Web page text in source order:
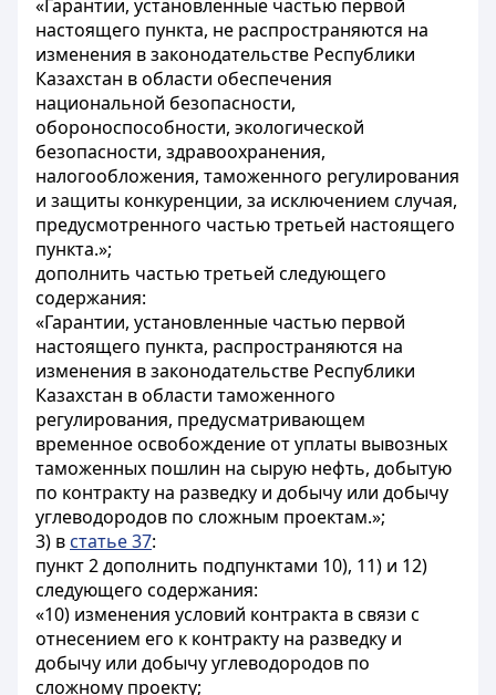
«Гарантии, установленные частью первой
настоящего пункта, не распространяются на
изменения в законодательстве Республики
Казахстан в области обеспечения
национальной безопасности,
обороноспособности, экологической
безопасности, здравоохранения,
налогообложения, таможенного регулирования
и защиты конкуренции, за исключением случая,
предусмотренного частью третьей настоящего
пункта.»;
дополнить частью третьей следующего
содержания:
«Гарантии, установленные частью первой
настоящего пункта, распространяются на
изменения в законодательстве Республики
Казахстан в области таможенного
регулирования, предусматривающем
временное освобождение от уплаты вывозных
таможенных пошлин на сырую нефть, добытую
по контракту на разведку и добычу или добычу
углеводородов по сложным проектам.»;
3) в статье 37:
пункт 2 дополнить подпунктами 10), 11) и 12)
следующего содержания:
«10) изменения условий контракта в связи с
отнесением его к контракту на разведку и
добычу или добычу углеводородов по
сложному проекту;